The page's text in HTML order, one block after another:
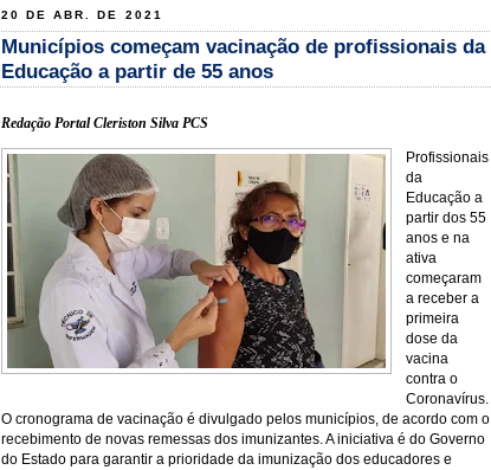
20 DE ABR. DE 2021
Municípios começam vacinação de profissionais da
Educação a partir de 55 anos
Redação Portal Cleriston Silva PCS
Profissionais
da
Educação a
partir dos 55
anos e na
ativa
começaram
a receber a
primeira
dose da
vacina
contra o
Coronavírus.
O cronograma de vacinação é divulgado pelos municípios, de acordo com o
recebimento de novas remessas dos imunizantes. A iniciativa é do Governo
do Estado para garantir a prioridade da imunização dos educadores e